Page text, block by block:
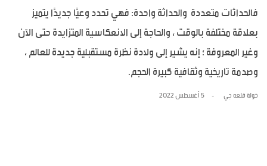
فالحداثات متعددة والحداثة واحدة: فهي تحدد وعيًا جديدًا يتميز
بعلاقة مختلفة بالوقت ، والحاجة إلى الانعكاسية المتزايدة حتى الآن
وغير المعروفة ؛ إنه يشير إلى ولادة نظرة مستقبلية جديدة للعالم ،
وصدمة تاريخية وثقافية كبيرة الحجم.
خولة قلعه جي 5 أغسطس 2022